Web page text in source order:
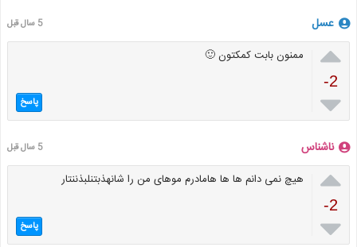
عسل 5 سال قبل

-2

ممنون بابت کمکتون 🙂
پاسخ
ناشناس 5 سال قبل

-2

هیچ نمی دانم ها ها هامادرم موهای من را شانهذبتنلبذننتار
پاسخ